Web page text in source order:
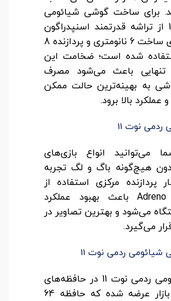
برای ساخت گوشی شیائومی
ردمی نوت 11 از تراشه قدرتمند اسنپدراگون
680 با فناوری ساخت 6 نانومتری و پردازنده 8
شده است؛ ضخامت این
تنهایی باعث می‌شود مصرف
به بهینه‌ترین حالت ممکن
بالا برود.
می‌توانید انواع بازی‌های
هیچ‌گونه باگ و لگ تجربه
پردازنده مرکزی استفاده از
تراشه Adreno 618 باعث بهبود عملکرد
می‌شود و بهترین تصاویر در
می‌گیرد.
گوشی شیائومی ردمی نوت 11 در حافظه‌های
مختلفی به بازار عرضه شده که حافظه 64